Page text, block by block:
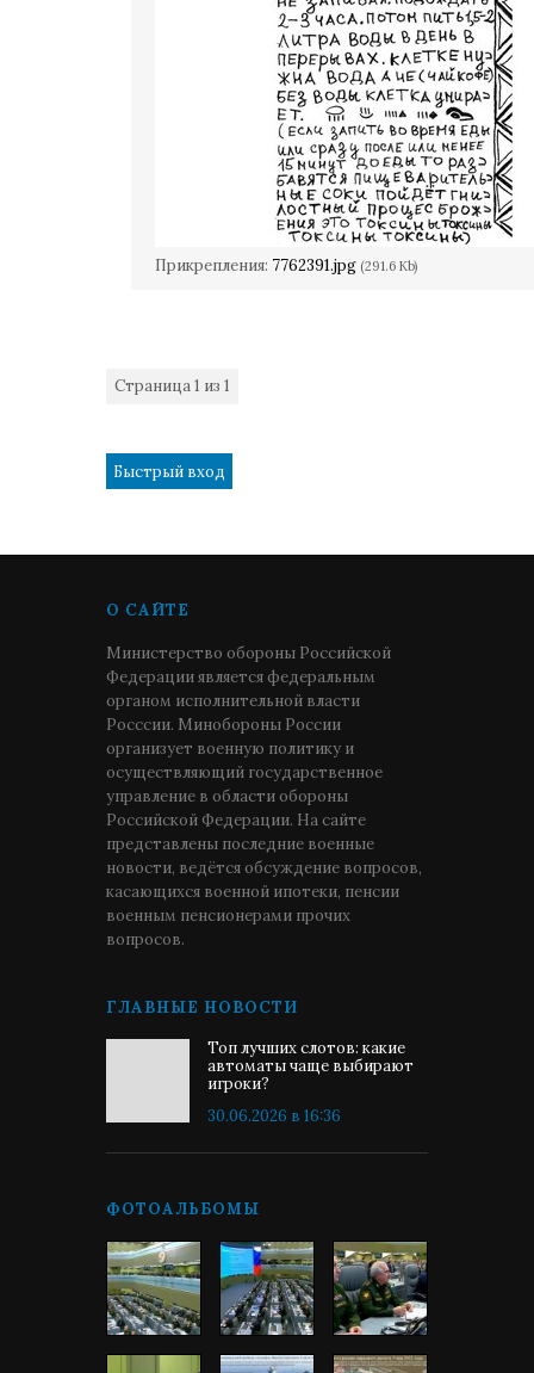
Прикрепления: 7762391.jpg (291.6 Kb)
Страница1 из 1
О САЙТЕ
Министерство обороны Российской
Федерации является федеральным
органом исполнительной власти
Росссии. Минобороны России
организует военную политику и
осуществляющий государственное
управление в области обороны
Российской Федерации. На сайте
представлены последние военные
новости, ведётся обсуждение вопросов,
касающихся военной ипотеки, пенсии
военным пенсионерами прочих
вопросов.
ГЛАВНЫЕ НОВОСТИ
Топ лучших слотов: какие
автоматы чаще выбирают
игроки?
30.06.2026 в 16:36
ФОТОАЛЬБОМЫ